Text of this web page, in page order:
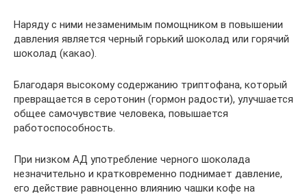
Наряду с ними незаменимым помощником в повышении
давления является черный горький шоколад или горячий
шоколад (какао).
Благодаря высокому содержанию триптофана, который
превращается в серотонин (гормон радости), улучшается
общее самочувствие человека, повышается
работоспособность.
При низком АД употребление черного шоколада
незначительно и кратковременно поднимает давление,
его действие равноценно влиянию чашки кофе на